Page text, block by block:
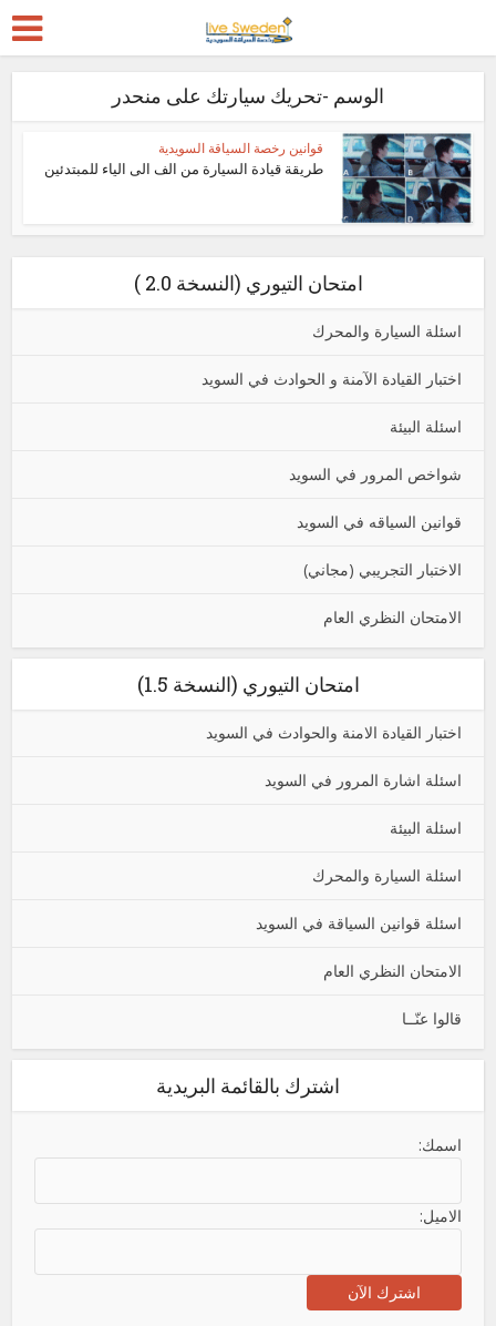
الوسم -تحريك سيارتك على منحدر
قوانين رخصة السياقة السويدية
طريقة قيادة السيارة من الف الى الياء للمبتدئين
امتحان التيوري (النسخة 2.0 )
اسئلة السيارة والمحرك
اختبار القيادة الآمنة و الحوادث في السويد
اسئلة البيئة
شواخص المرور في السويد
قوانين السياقه في السويد
الاختبار التجريبي (مجاني)
الامتحان النظري العام
امتحان التيوري (النسخة 1.5)
اختبار القيادة الامنة والحوادث في السويد
اسئلة اشارة المرور في السويد
اسئلة البيئة
اسئلة السيارة والمحرك
اسئلة قوانين السياقة في السويد
الامتحان النظري العام
قالوا عنّــا
اشترك بالقائمة البريدية
اسمك:
الاميل: